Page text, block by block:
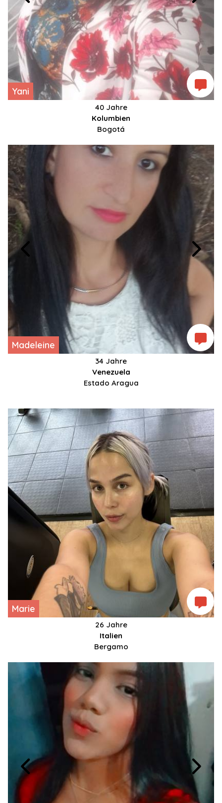
Yani
40 Jahre
Kolumbien
Bogotá
Madeleine
34 Jahre
Venezuela
Estado Aragua
Marie
26 Jahre
Italien
Bergamo